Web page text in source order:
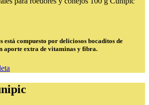
está compuesto por deliciosos bocaditos de
aporte extra de vitaminas y fibra.